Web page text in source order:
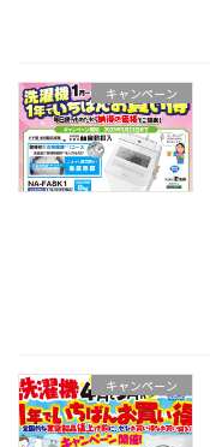
キャンペーン
キャンペーン